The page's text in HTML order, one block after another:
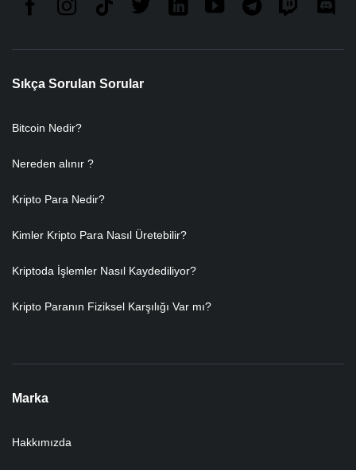
Sıkça Sorulan Sorular
Bitcoin Nedir?
Nereden alınır ?
Kripto Para Nedir?
Kimler Kripto Para Nasıl Üretebilir?
Kriptoda İşlemler Nasıl Kaydediliyor?
Kripto Paranın Fiziksel Karşılığı Var mı?
Marka
Hakkımızda